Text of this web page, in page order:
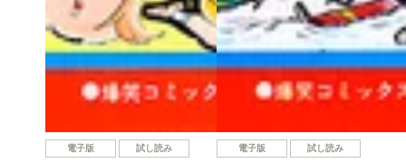
電子版 試し読み 電子版 試し読み